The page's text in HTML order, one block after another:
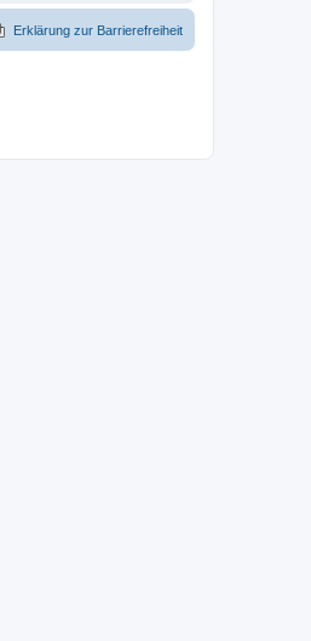
Erklärung zur Barrierefreiheit